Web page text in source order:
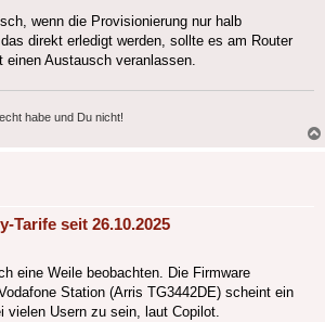
wenn die Provisionierung nur halb
direkt erledigt werden, sollte es am Router
einen Austausch veranlassen.
habe und Du nicht!
Tarife seit 26.10.2025
eine Weile beobachten. Die Firmware
Station (Arris TG3442DE) scheint ein
vielen Usern zu sein, laut Copilot.